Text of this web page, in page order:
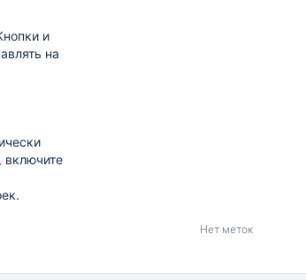
и
на
включите
Нет меток